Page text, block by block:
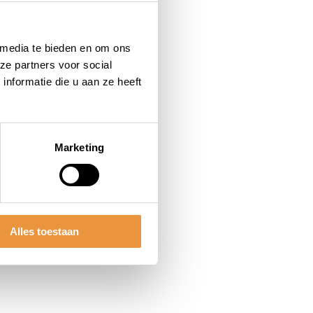
te bieden en om ons
partners voor social
die u aan ze heeft
Marketing
Alles toestaan